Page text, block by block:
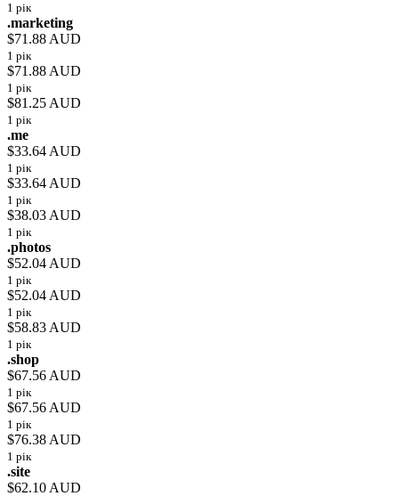
1 рік
.marketing
$71.88 AUD
1 рік
$71.88 AUD
1 рік
$81.25 AUD
1 рік
.me
$33.64 AUD
1 рік
$33.64 AUD
1 рік
$38.03 AUD
1 рік
.photos
$52.04 AUD
1 рік
$52.04 AUD
1 рік
$58.83 AUD
1 рік
.shop
$67.56 AUD
1 рік
$67.56 AUD
1 рік
$76.38 AUD
1 рік
.site
$62.10 AUD